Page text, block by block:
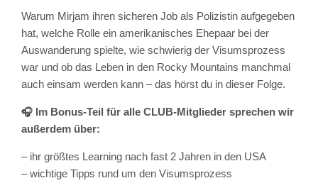
Warum Mirjam ihren sicheren Job als Polizistin aufgegeben
hat, welche Rolle ein amerikanisches Ehepaar bei der
Auswanderung spielte, wie schwierig der Visumsprozess
war und ob das Leben in den Rocky Mountains manchmal
auch einsam werden kann – das hörst du in dieser Folge.
🎧 Im Bonus-Teil für alle CLUB-Mitglieder sprechen wir
außerdem über:
– ihr größtes Learning nach fast 2 Jahren in den USA
– wichtige Tipps rund um den Visumsprozess